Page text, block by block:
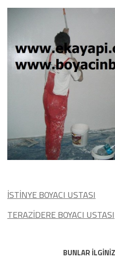
İSTİNYE BOYACI USTASI
TERAZİDERE BOYACI USTASI
BUNLAR